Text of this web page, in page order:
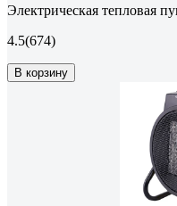
Электрическая тепловая
4.5(674)
В корзину